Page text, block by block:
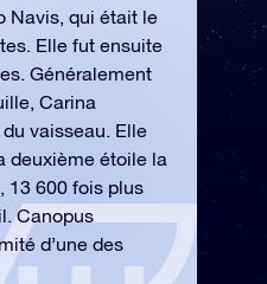
Navis, qui était le
Elle fut ensuite
Généralement
Carina
vaisseau. Elle
deuxième étoile la
13 600 fois plus
Canopus
d’une des